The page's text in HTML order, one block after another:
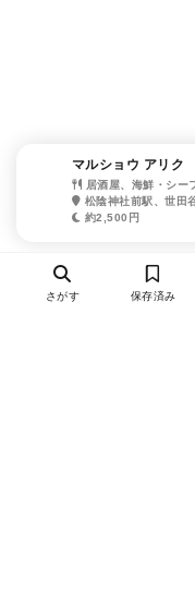
マルショウ アリク
居酒屋、海鮮・シー
松陰神社前駅、世田
約2,500円
さがす 保存済み